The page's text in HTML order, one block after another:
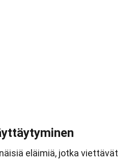
eläimiä, jotka viettävät